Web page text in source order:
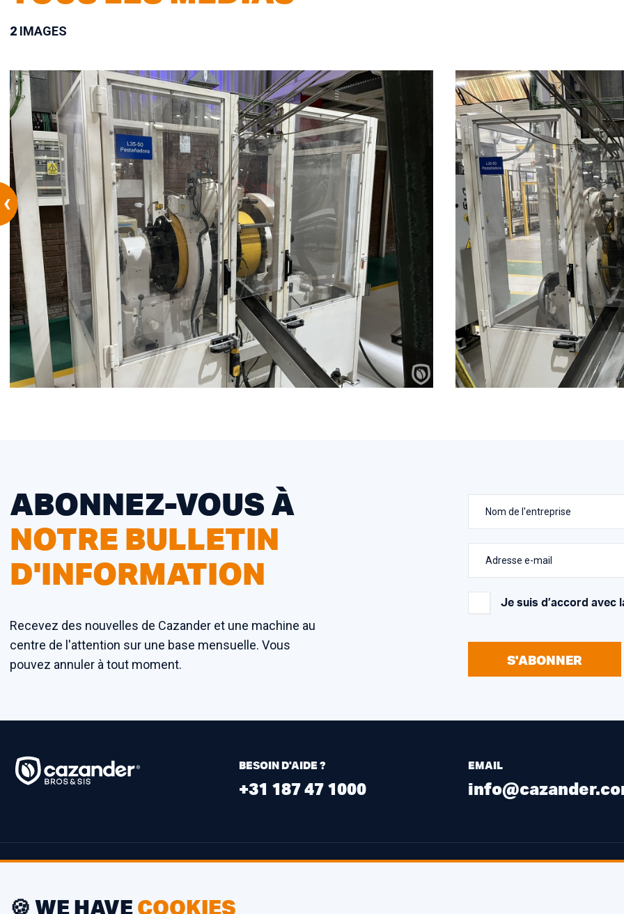
‹
2 IMAGES
ABONNEZ-VOUS À
NOTRE BULLETIN
D'INFORMATION
Recevez des nouvelles de Cazander et une machine au
centre de l'attention sur une base mensuelle. Vous
pouvez annuler à tout moment.
Nom de l'entreprise
Adresse e-mail
Je suis d’accord avec
S'ABONNER
BESOIN D'AIDE ?
+31 187 47 1000
EMAIL
Oosthavendijk 46
🍪 WE HAVECOOKIES